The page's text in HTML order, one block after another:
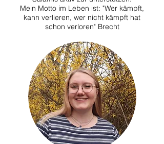
Mein Motto im Leben ist: "Wer kämpft,
kann verlieren, wer nicht kämpft hat
schon verloren" Brecht